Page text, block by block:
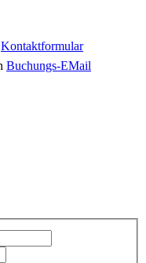
Kontaktformular
Buchungs-EMail